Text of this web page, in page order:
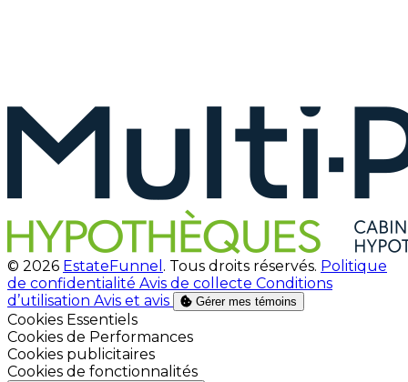
© 2026 EstateFunnel . Tous droits réservés. Politique
de confidentialité Avis de collecte Conditions
d’utilisation Avis et avis Gérer mes témoins
Activer
Cookies Essentiels
Activer
Cookies de Performances
Activer
Cookies publicitaires
Activer
Cookies de fonctionnalités